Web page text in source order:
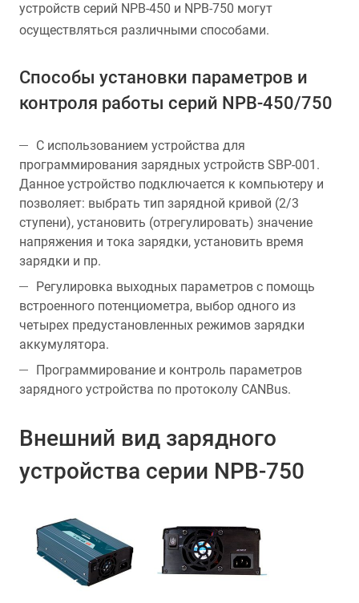
устройств серий NPB-450 и NPB-750 могут
осуществляться различными способами.
Способы установки параметров и
контроля работы серий NPB-450/750
С использованием устройства для
программирования зарядных устройств SBP-001.
Данное устройство подключается к компьютеру и
позволяет: выбрать тип зарядной кривой (2/3
ступени), установить (отрегулировать) значение
напряжения и тока зарядки, установить время
зарядки и пр.
Регулировка выходных параметров с помощь
встроенного потенциометра, выбор одного из
четырех предустановленных режимов зарядки
аккумулятора.
Программирование и контроль параметров
зарядного устройства по протоколу CANBus.
Внешний вид зарядного
устройства серии NPB-750